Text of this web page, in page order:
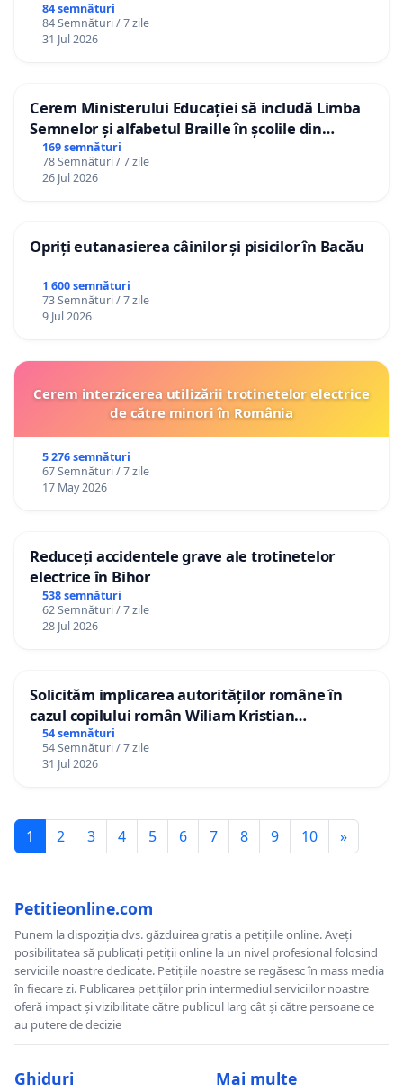
84 semnături
84 Semnături / 7 zile
31 Jul 2026
Cerem Ministerului Educației să includă Limba
Semnelor și alfabetul Braille în școlile din
Republica Moldova!
169 semnături
78 Semnături / 7 zile
26 Jul 2026
Opriți eutanasierea câinilor și pisicilor în Bacău
1 600 semnături
73 Semnături / 7 zile
9 Jul 2026
Cerem interzicerea utilizării trotinetelor electrice
de către minori în România
5 276 semnături
67 Semnături / 7 zile
17 May 2026
Reduceți accidentele grave ale trotinetelor
electrice în Bihor
538 semnături
62 Semnături / 7 zile
28 Jul 2026
Solicităm implicarea autorităților române în
cazul copilului român Wiliam Kristian
Gheorghe, aflat în plasament în Danemarca de
12 ani
54 semnături
54 Semnături / 7 zile
31 Jul 2026
1 2 3 4 5 6 7 8 9 10 »
Petitieonline.com
Punem la dispoziția dvs. găzduirea gratis a petițiile online. Aveți
posibilitatea să publicați petiții online la un nivel profesional folosind
serviciile noastre dedicate. Petițiile noastre se regăsesc în mass media
în fiecare zi. Publicarea petițiilor prin intermediul serviciilor noastre
oferă impact și vizibilitate către publicul larg cât și către persoane ce
au putere de decizie
Ghiduri Mai multe